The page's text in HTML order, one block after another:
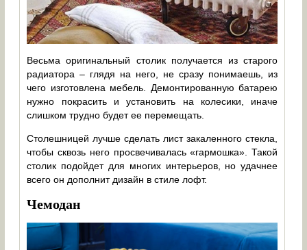
Весьма оригинальный столик получается из старого
радиатора – глядя на него, не сразу понимаешь, из
чего изготовлена мебель. Демонтированную батарею
нужно покрасить и установить на колесики, иначе
слишком трудно будет ее перемещать.
Столешницей лучше сделать лист закаленного стекла,
чтобы сквозь него просвечивалась «гармошка». Такой
столик подойдет для многих интерьеров, но удачнее
всего он дополнит дизайн в стиле лофт.
Чемодан